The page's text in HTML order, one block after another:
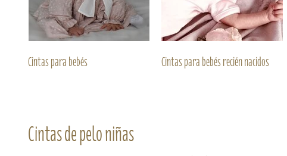
Cintas para bebés Cintas para bebés recién nacidos
Cintas de pelo niñas